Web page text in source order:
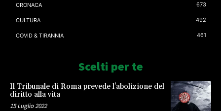
CRONACA 673
CULTURA 492
COVID & TIRANNIA 461
Scelti per te
Il Tribunale di Roma prevede l’abolizione del
diritto alla vita
15 Luglio 2022